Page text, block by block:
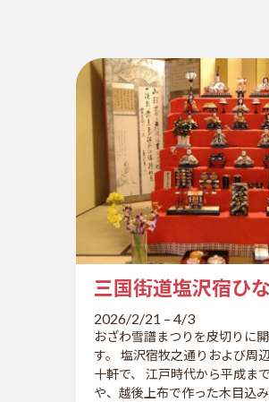
三国街道塩沢宿ひ
2026/2/21 – 4/3
おざわ雪譜まつりを皮切りに
す。 塩沢宿牧之通りおよび周
十軒で、 江戸時代から平成ま
や、越後上布で作った木目込